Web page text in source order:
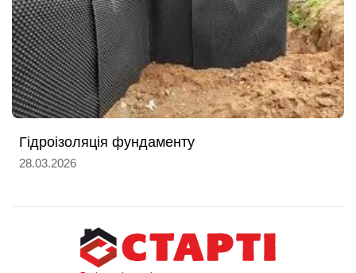
Гідроізоляція фундаменту
28.03.2026